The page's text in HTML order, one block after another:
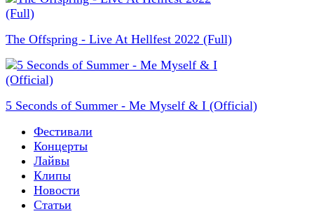
The Offspring - Live At Hellfest 2022 (Full)
5 Seconds of Summer - Me Myself & I (Official)
Фестивали
Концерты
Лайвы
Клипы
Новости
Статьи